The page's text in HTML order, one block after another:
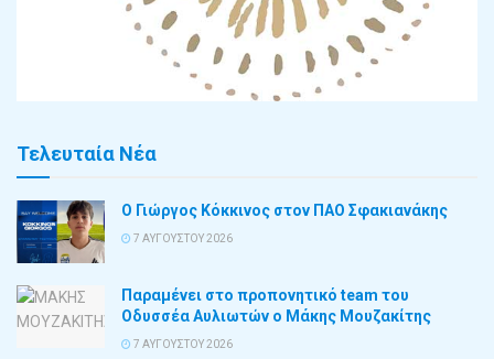
Τελευταία Νέα
Ο Γιώργος Κόκκινος στον ΠΑΟ Σφακιανάκης
7 ΑΥΓΟΎΣΤΟΥ 2026
Παραμένει στο προπονητικό team του
Οδυσσέα Αυλιωτών ο Μάκης Μουζακίτης
7 ΑΥΓΟΎΣΤΟΥ 2026